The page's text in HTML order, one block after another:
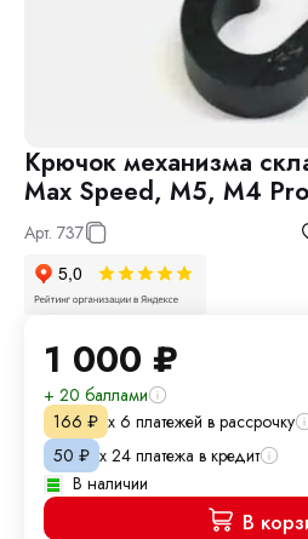
Крючок механизма
Max Speed, M5, M4
Арт. 737
1 000 ₽
+ 20 баллами
166 ₽ х 6 платежей в рассрочку
50 ₽ х 24 платежа в кредит
В наличии
В